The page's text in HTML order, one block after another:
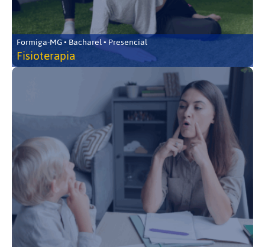
Formiga-MG • Bacharel • Presencial
Fisioterapia